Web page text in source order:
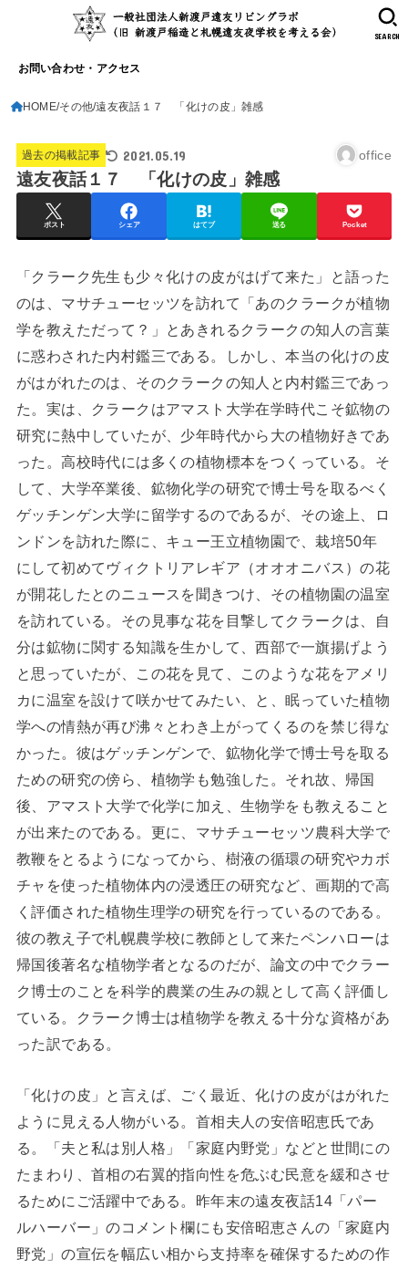
お問い合わせ・アクセス
SEARCH
HOME その他 遠友夜話１７ 「化けの皮」雑感
過去の掲載記事 2021.05.19 office
遠友夜話１７ 「化けの皮」雑感
ポスト シェア はてブ 送る Pocket
「クラーク先生も少々化けの皮がはげて来た」と語った
のは、マサチューセッツを訪れて「あのクラークが植物
学を教えただって？」とあきれるクラークの知人の言葉
に惑わされた内村鑑三である。しかし、本当の化けの皮
がはがれたのは、そのクラークの知人と内村鑑三であっ
た。実は、クラークはアマスト大学在学時代こそ鉱物の
研究に熱中していたが、少年時代から大の植物好きであ
った。高校時代には多くの植物標本をつくっている。そ
して、大学卒業後、鉱物化学の研究で博士号を取るべく
ゲッチンゲン大学に留学するのであるが、その途上、ロ
ンドンを訪れた際に、キュー王立植物園で、栽培50年
にして初めてヴィクトリアレギア（オオオニバス）の花
が開花したとのニュースを聞きつけ、その植物園の温室
を訪れている。その見事な花を目撃してクラークは、自
分は鉱物に関する知識を生かして、西部で一旗揚げよう
と思っていたが、この花を見て、このような花をアメリ
カに温室を設けて咲かせてみたい、と、眠っていた植物
学への情熱が再び沸々とわき上がってくるのを禁じ得な
かった。彼はゲッチンゲンで、鉱物化学で博士号を取る
ための研究の傍ら、植物学も勉強した。それ故、帰国
後、アマスト大学で化学に加え、生物学をも教えること
が出来たのである。更に、マサチューセッツ農科大学で
教鞭をとるようになってから、樹液の循環の研究やカボ
チャを使った植物体内の浸透圧の研究など、画期的で高
く評価された植物生理学の研究を行っているのである。
彼の教え子で札幌農学校に教師として来たペンハローは
帰国後著名な植物学者となるのだが、論文の中でクラー
ク博士のことを科学的農業の生みの親として高く評価し
ている。クラーク博士は植物学を教える十分な資格があ
った訳である。
「化けの皮」と言えば、ごく最近、化けの皮がはがれた
ように見える人物がいる。首相夫人の安倍昭恵氏であ
る。「夫と私は別人格」「家庭内野党」などと世間にの
たまわり、首相の右翼的指向性を危ぶむ民意を緩和させ
るためにご活躍中である。昨年末の遠友夜話14「パー
ルハーバー」のコメント欄にも安倍昭恵さんの「家庭内
野党」の宣伝を幅広い相から支持率を確保するための作